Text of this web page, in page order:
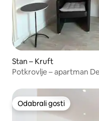
Stan – Kruft
Potkrovlje – apartman
Odabrali gosti
Odabrali gosti